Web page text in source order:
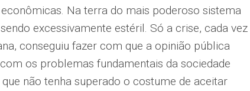
Na terra do mais poderoso sistema
excessivamente estéril. Só a crise, cada vez
conseguiu fazer com que a opinião pública
os problemas fundamentais da sociedade
não tenha superado o costume de aceitar